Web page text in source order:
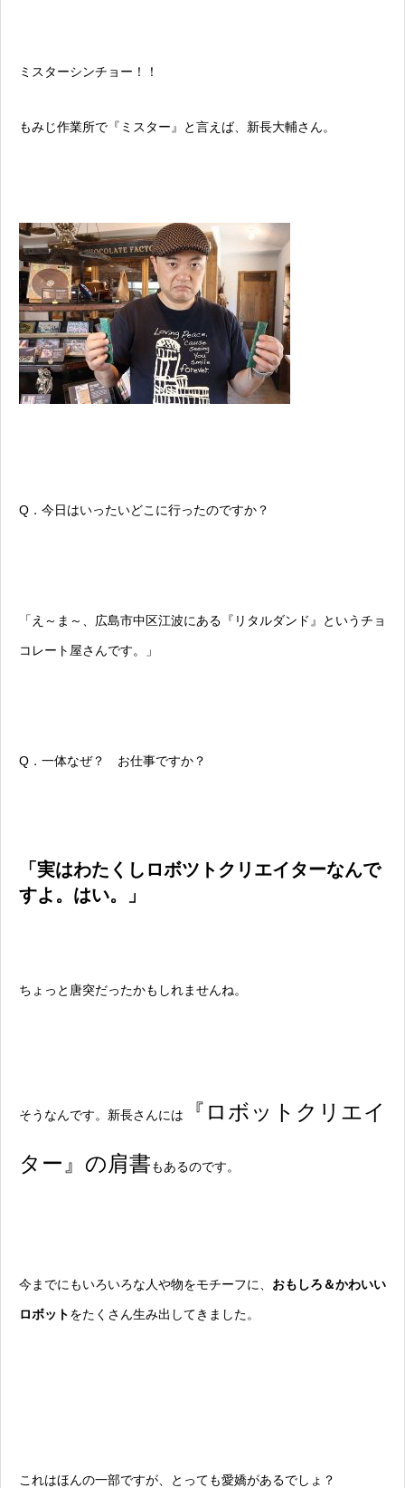
ミスターシンチョー！！
もみじ作業所で『ミスター』と言えば、新長大輔さん。
Q．今日はいったいどこに行ったのですか？
「え～ま～、広島市中区江波にある『リタルダンド』というチョ
コレート屋さんです。」
Q．一体なぜ？ お仕事ですか？
「実はわたくしロボツトクリエイターなんで
すよ。はい。」
ちょっと唐突だったかもしれませんね。
そうなんです。新長さんには 『ロボットクリエイ
ター』の肩書もあるのです。
今までにもいろいろな人や物をモチーフに、 おもしろ＆かわいい
ロボットをたくさん生み出してきました。
これはほんの一部ですが、とっても愛嬌があるでしょ？